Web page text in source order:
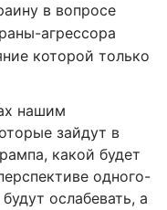
в вопросе
агрессора
которой только
нашим
зайдут в
какой будет
одного-
ослабевать, а